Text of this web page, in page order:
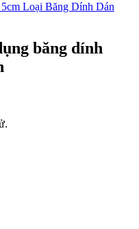
Loại Băng Dính Dán
băng dính